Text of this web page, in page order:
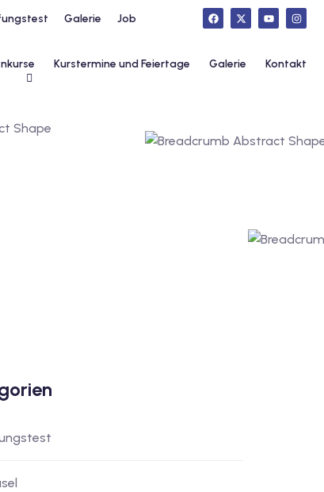
Galerie Job
Kurstermine und Feiertage Galerie Kontakt